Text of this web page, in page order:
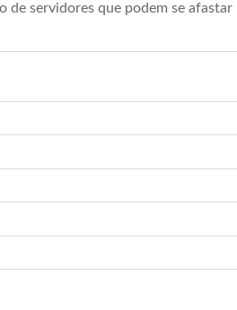
de servidores que podem se